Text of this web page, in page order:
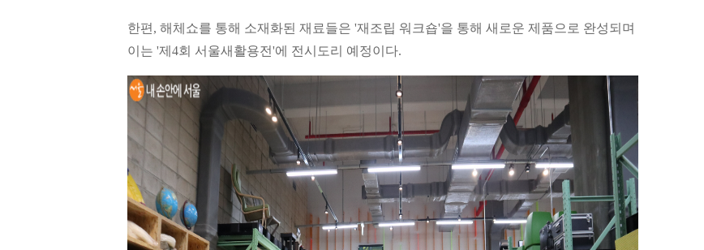
한편, 해체쇼를 통해 소재화된 재료들은 '재조립 워크숍'을 통해 새로운 제품으로 완성되며
이는 '제4회 서울새활용전'에 전시도리 예정이다.